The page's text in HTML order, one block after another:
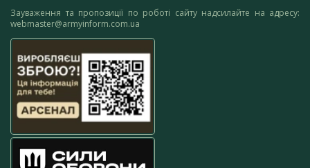
Зауваження та пропозиції по роботі сайту надсилайте на адресу:
webmaster@armyinform.com.ua